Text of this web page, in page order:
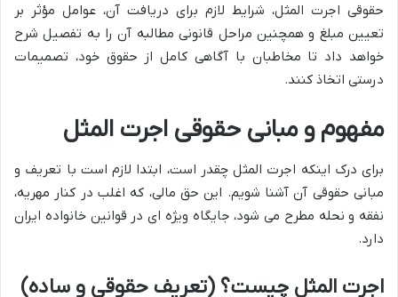
حقوقی اجرت المثل، شرایط لازم برای دریافت آن، عوامل مؤثر بر
تعیین مبلغ و همچنین مراحل قانونی مطالبه آن را به تفصیل شرح
خواهد داد تا مخاطبان با آگاهی کامل از حقوق خود، تصمیمات
درستی اتخاذ کنند.
مفهوم و مبانی حقوقی اجرت المثل
برای درک اینکه اجرت المثل چقدر است، ابتدا لازم است با تعریف و
مبانی حقوقی آن آشنا شویم. این حق مالی، که اغلب در کنار مهریه،
نفقه و نحله مطرح می شود، جایگاه ویژه ای در قوانین خانواده ایران
دارد.
اجرت المثل چیست؟ (تعریف حقوقی و ساده)